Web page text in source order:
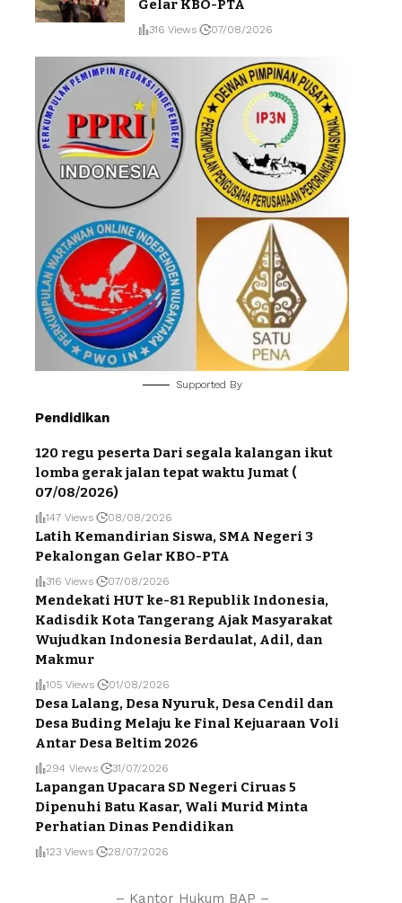
Gelar KBO-PTA
316 Views 07/08/2026
Supported By
Pendidikan
120 regu peserta Dari segala kalangan ikut
lomba gerak jalan tepat waktu Jumat (
07/08/2026)
147 Views 08/08/2026
Latih Kemandirian Siswa, SMA Negeri 3
Pekalongan Gelar KBO-PTA
316 Views 07/08/2026
Mendekati HUT ke-81 Republik Indonesia,
Kadisdik Kota Tangerang Ajak Masyarakat
Wujudkan Indonesia Berdaulat, Adil, dan
Makmur
105 Views 01/08/2026
Desa Lalang, Desa Nyuruk, Desa Cendil dan
Desa Buding Melaju ke Final Kejuaraan Voli
Antar Desa Beltim 2026
294 Views 31/07/2026
Lapangan Upacara SD Negeri Ciruas 5
Dipenuhi Batu Kasar, Wali Murid Minta
Perhatian Dinas Pendidikan
123 Views 28/07/2026
– Kantor Hukum BAP –